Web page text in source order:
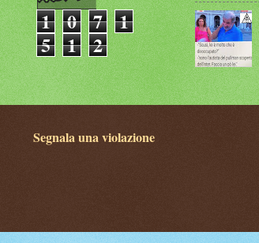
1 0 7 1
5 1 2
Segnala una violazione